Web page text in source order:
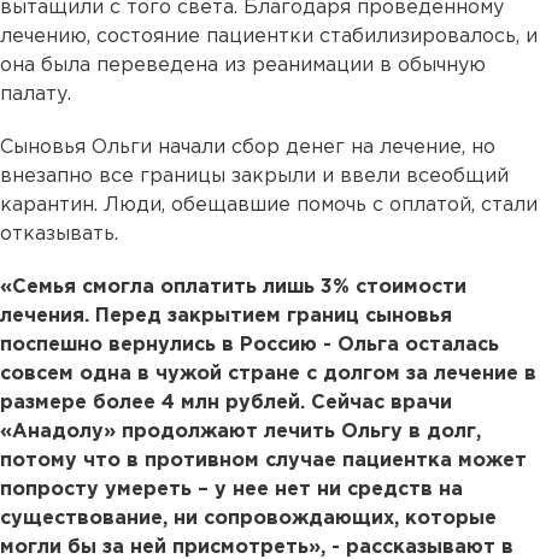
вытащили с того света. Благодаря проведенному
лечению, состояние пациентки стабилизировалось, и
она была переведена из реанимации в обычную
палату.
Сыновья Ольги начали сбор денег на лечение, но
внезапно все границы закрыли и ввели всеобщий
карантин. Люди, обещавшие помочь с оплатой, стали
отказывать.
«Семья смогла оплатить лишь 3% стоимости
лечения. Перед закрытием границ сыновья
поспешно вернулись в Россию - Ольга осталась
совсем одна в чужой стране с долгом за лечение в
размере более 4 млн рублей. Сейчас врачи
«Анадолу» продолжают лечить Ольгу в долг,
потому что в противном случае пациентка может
попросту умереть – у нее нет ни средств на
существование, ни сопровождающих, которые
могли бы за ней присмотреть», - рассказывают в